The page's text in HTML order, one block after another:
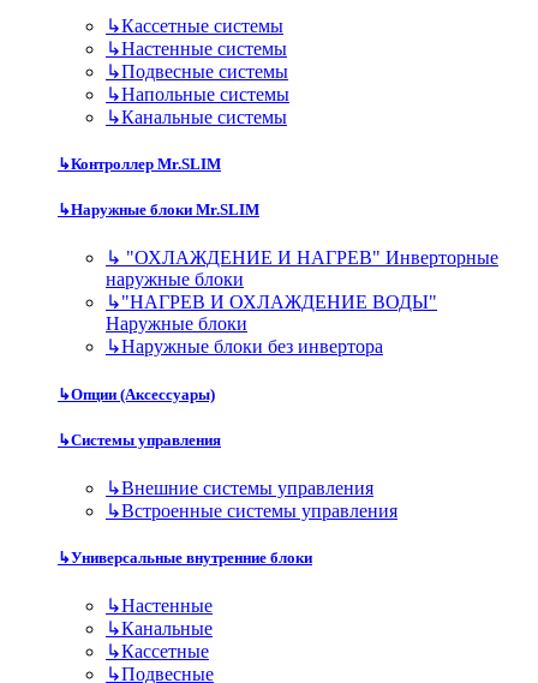
↳Кассетные системы
↳Настенные системы
↳Подвесные системы
↳Напольные системы
↳Канальные системы
↳Контроллер Mr.SLIM
↳Наружные блоки Mr.SLIM
↳ "ОХЛАЖДЕНИЕ И НАГРЕВ" Инверторные
наружные блоки
↳"НАГРЕВ И ОХЛАЖДЕНИЕ ВОДЫ"
Наружные блоки
↳Наружные блоки без инвертора
↳Опции (Аксессуары)
↳Системы управления
↳Внешние системы управления
↳Встроенные системы управления
↳Универсальные внутренние блоки
↳Настенные
↳Канальные
↳Кассетные
↳Подвесные